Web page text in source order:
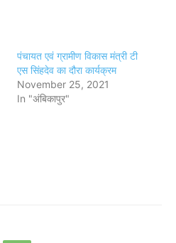
पंचायत एवं ग्रामीण विकास मंत्री टी
एस सिंहदेव का दौरा कार्यक्रम
November 25, 2021
In "अंबिकापुर"